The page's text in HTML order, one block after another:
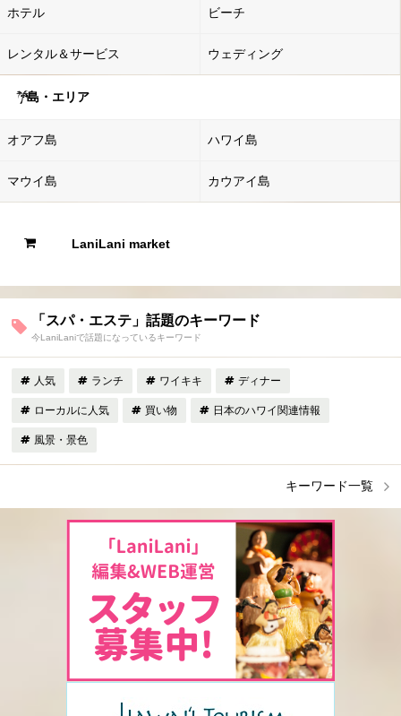
ホテル ビーチ
レンタル＆サービス ウェディング
島・エリア
オアフ島 ハワイ島
マウイ島 カウアイ島
LaniLani market
「スパ・エステ」話題のキーワード
今LaniLaniで話題になっているキーワード
人気 ランチ ワイキキ ディナー
ローカルに人気 買い物 日本のハワイ関連情報
風景・景色
キーワード一覧